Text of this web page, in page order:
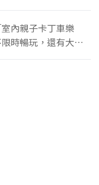
內親子卡丁車樂
時暢玩，還有大螢